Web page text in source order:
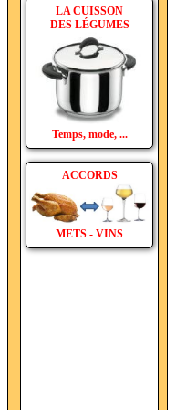
LA CUISSON
DES LÉGUMES
Temps, mode, ...
ACCORDS
METS - VINS